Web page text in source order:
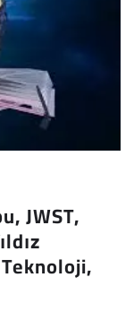
JWST,